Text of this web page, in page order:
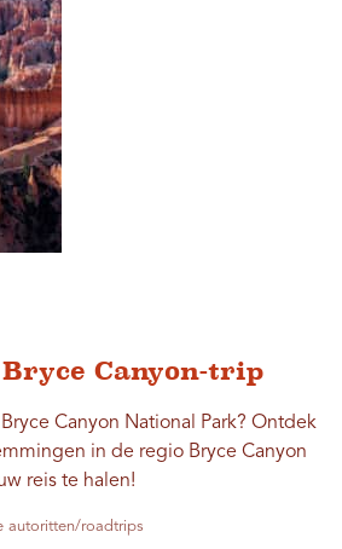
Canyon-trip
Canyon National Park? Ontdek
in de regio Bryce Canyon
reis te halen!
autoritten/roadtrips